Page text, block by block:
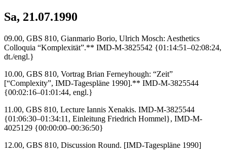
Sa, 21.07.1990
09.00, GBS 810, Gianmario Borio, Ulrich Mosch: Aesthetics
Colloquia “Komplexität”.** IMD-M-3825542 {01:14:51–02:08:24,
dt./engl.}
10.00, GBS 810, Vortrag Brian Ferneyhough: “Zeit”
[“Complexity”, IMD-Tagespläne 1990].** IMD-M-3825544
{00:02:16–01:01:44, engl.}
11.00, GBS 810, Lecture Iannis Xenakis. IMD-M-3825544
{01:06:30–01:34:11, Einleitung Friedrich Hommel}, IMD-M-
4025129 {00:00:00–00:36:50}
12.00, GBS 810, Discussion Round. [IMD-Tagespläne 1990]